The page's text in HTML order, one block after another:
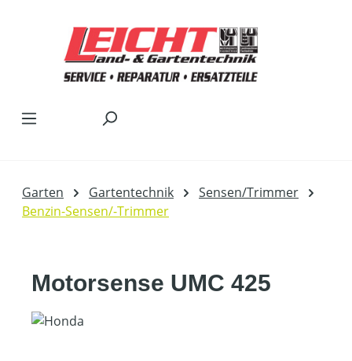
Garten Gartentechnik
Sensen/Trimmer
Benzin-Sensen/-Trimmer
Motorsense UMC 425